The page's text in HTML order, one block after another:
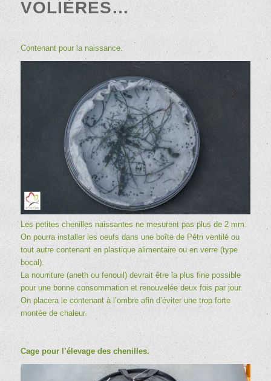
VOLIÈRES…
Contenant pour la naissance.
Les petites chenilles naissantes ne mesurent pas plus de 2 mm.
On pourra installer les oeufs dans une boîte de Pétri ventilé ou
tout autre contenant en plastique alimentaire ou en verre (type
bocal).
La nourriture (aneth ou fenouil) devrait être la plus fine possible
pour une bonne consommation et renouvelée deux fois par jour.
On placera le contenant à l’ombre afin d’éviter une trop forte
montée de chaleur.
Cage pour l’élevage des chenilles.